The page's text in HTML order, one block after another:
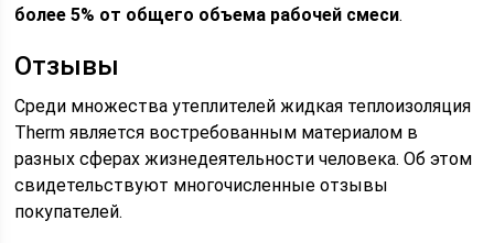
более 5% от общего объема рабочей смеси.
Отзывы
Среди множества утеплителей жидкая теплоизоляция
Therm является востребованным материалом в
разных сферах жизнедеятельности человека. Об этом
свидетельствуют многочисленные отзывы
покупателей.